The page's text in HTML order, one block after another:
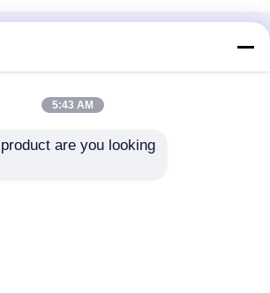
china.Copyright © 2026 Dawnergy
5:43 AM
are you looking